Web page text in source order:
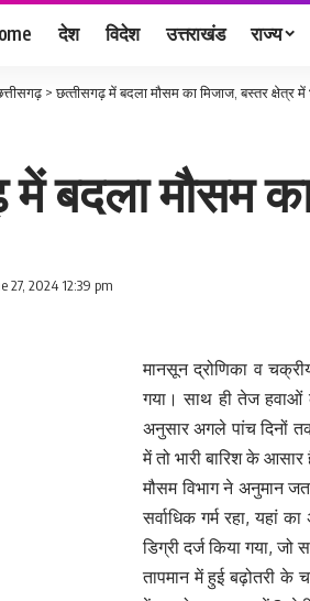
देश विदेश उत्तराखंड राज्य
>छत्‍तीसगढ़ में बदला मौसम का मिजाज, बस्तर क्षेत्र में
बदला मौसम
27, 2024 12:39 pm
मानसून द्रोणिका व
गया। साथ ही तेज हवाओं
अनुसार अगले पांच दिनों
में तो भारी बारिश के आसार
मौसम विभाग ने अनुमान
सर्वाधिक गर्म रहा, यहां
डिग्री दर्ज किया गया, जो
तापमान में हुई बढ़ोतरी के